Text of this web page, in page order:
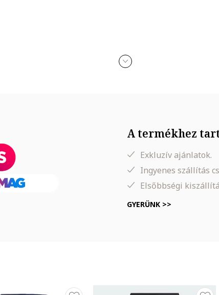
A termékhez
Exkluzív ajánlatok.
Ingyenes szállítás
Elsőbbségi
GYERÜNK >>